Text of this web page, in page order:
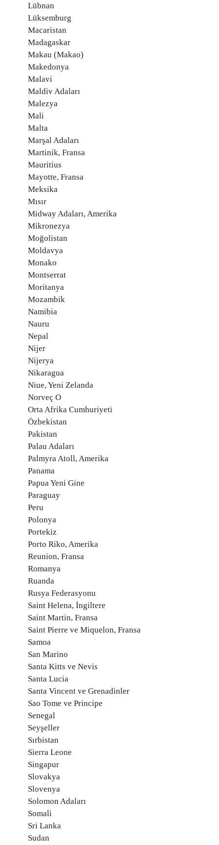
Lübnan
Lüksemburg
Macaristan
Madagaskar
Makau (Makao)
Makedonya
Malavi
Maldiv Adaları
Malezya
Mali
Malta
Marşal Adaları
Martinik, Fransa
Mauritius
Mayotte, Fransa
Meksika
Mısır
Midway Adaları, Amerika
Mikronezya
Moğolistan
Moldavya
Monako
Montserrat
Moritanya
Mozambik
Namibia
Nauru
Nepal
Nijer
Nijerya
Nikaragua
Niue, Yeni Zelanda
Norveç O
Orta Afrika Cumhuriyeti
Özbekistan
Pakistan
Palau Adaları
Palmyra Atoll, Amerika
Panama
Papua Yeni Gine
Paraguay
Peru
Polonya
Portekiz
Porto Riko, Amerika
Reunion, Fransa
Romanya
Ruanda
Rusya Federasyonu
Saint Helena, İngiltere
Saint Martin, Fransa
Saint Pierre ve Miquelon, Fransa
Samoa
San Marino
Santa Kitts ve Nevis
Santa Lucia
Santa Vincent ve Grenadinler
Sao Tome ve Principe
Senegal
Seyşeller
Sırbistan
Sierra Leone
Singapur
Slovakya
Slovenya
Solomon Adaları
Somali
Sri Lanka
Sudan